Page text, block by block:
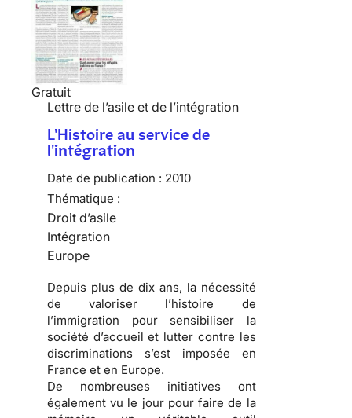
Gratuit
Lettre de l’asile et de l’intégration
L'Histoire au service de
l'intégration
Date de publication : 2010
Thématique :
Droit d’asile
Intégration
Europe
Depuis plus de dix ans, la nécessité
de valoriser l’histoire de
l’immigration pour sensibiliser la
société d’accueil et lutter contre les
discriminations s’est imposée en
France et en Europe.
De nombreuses initiatives ont
également vu le jour pour faire de la